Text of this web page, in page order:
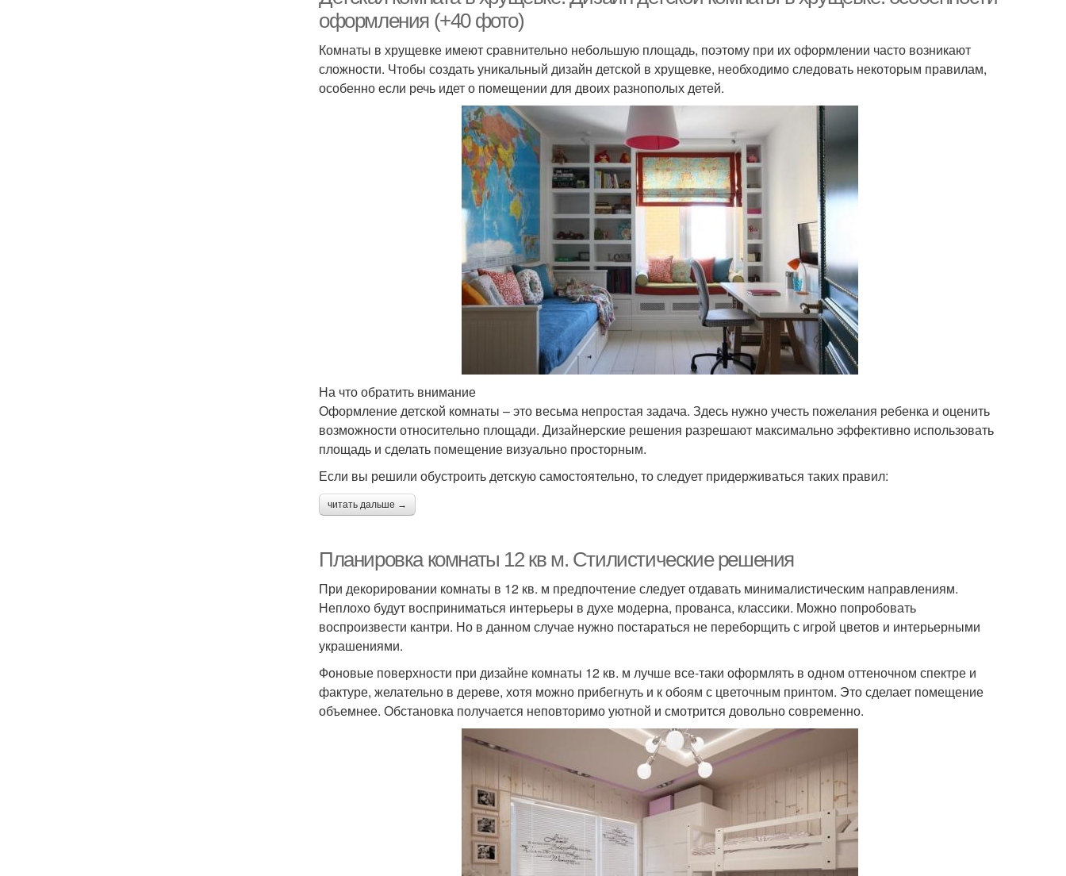
оформления (+40 фото)
Комнаты в хрущевке имеют сравнительно небольшую площадь, поэтому при их оформлении часто возникают
сложности. Чтобы создать уникальный дизайн детской в хрущевке, необходимо следовать некоторым правилам,
особенно если речь идет о помещении для двоих разнополых детей.
На что обратить внимание
Оформление детской комнаты – это весьма непростая задача. Здесь нужно учесть пожелания ребенка и оценить
возможности относительно площади. Дизайнерские решения разрешают максимально эффективно использовать
площадь и сделать помещение визуально просторным.
Если вы решили обустроить детскую самостоятельно, то следует придерживаться таких правил:
читать дальше →
Планировка комнаты 12 кв м. Стилистические решения
При декорировании комнаты в 12 кв. м предпочтение следует отдавать минималистическим направлениям.
Неплохо будут восприниматься интерьеры в духе модерна, прованса, классики. Можно попробовать
воспроизвести кантри. Но в данном случае нужно постараться не переборщить с игрой цветов и интерьерными
украшениями.
Фоновые поверхности при дизайне комнаты 12 кв. м лучше все-таки оформлять в одном оттеночном спектре и
фактуре, желательно в дереве, хотя можно прибегнуть и к обоям с цветочным принтом. Это сделает помещение
объемнее. Обстановка получается неповторимо уютной и смотрится довольно современно.